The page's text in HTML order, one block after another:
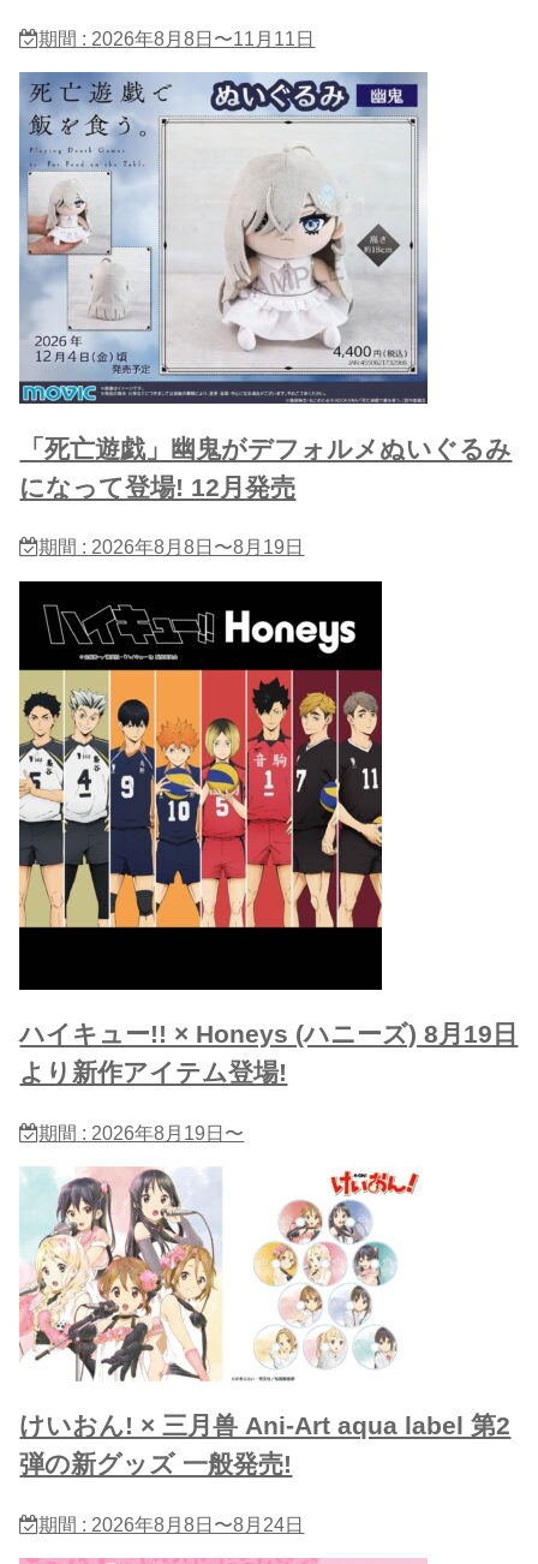
期間 : 2026年8月8日〜11月11日
「死亡遊戯」幽鬼がデフォルメぬいぐるみ
になって登場! 12月発売
期間 : 2026年8月8日〜8月19日
ハイキュー!! × Honeys (ハニーズ) 8月19日
より新作アイテム登場!
期間 : 2026年8月19日〜
けいおん! × 三月兽 Ani-Art aqua label 第2
弾の新グッズ 一般発売!
期間 : 2026年8月8日〜8月24日